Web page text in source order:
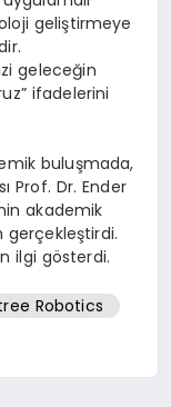
geliştirmeye
geleceğin
ifadelerini
buluşmada,
Prof. Dr. Ender
akademik
gerçekleştirdi.
ilgi gösterdi.
Robotics